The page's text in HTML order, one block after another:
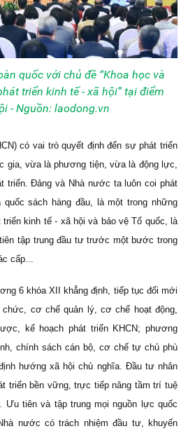
quốc với chủ đề “Khoa học và
triển kinh tế - xã hội” tại điểm
- Nguồn: laodong.vn
có vai trò quyết định đến sự phát triển
gia, vừa là phương tiện, vừa là động lực,
triển. Đảng và Nhà nước ta luôn coi phát
sách hàng đầu, là một trong những
kinh tế - xã hội và bảo vệ Tổ quốc, là
tập trung đầu tư trước một bước trong
cấp...
6 khóa XII khẳng định, tiếp tục đổi mới
cơ chế quản lý, cơ chế hoạt động,
kế hoạch phát triển KHCN; phương
chính sách cán bộ, cơ chế tự chủ phù
hướng xã hội chủ nghĩa. Đầu tư nhân
triển bền vững, trực tiếp nâng tầm trí tuệ
Ưu tiên và tập trung mọi nguồn lực quốc
nước có trách nhiệm đầu tư, khuyến